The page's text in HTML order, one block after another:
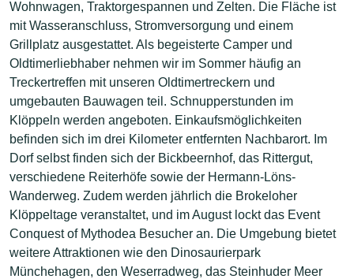
Wohnwagen, Traktorgespannen und Zelten. Die Fläche ist
mit Wasseranschluss, Stromversorgung und einem
Grillplatz ausgestattet. Als begeisterte Camper und
Oldtimerliebhaber nehmen wir im Sommer häufig an
Treckertreffen mit unseren Oldtimertreckern und
umgebauten Bauwagen teil. Schnupperstunden im
Klöppeln werden angeboten. Einkaufsmöglichkeiten
befinden sich im drei Kilometer entfernten Nachbarort. Im
Dorf selbst finden sich der Bickbeernhof, das Rittergut,
verschiedene Reiterhöfe sowie der Hermann-Löns-
Wanderweg. Zudem werden jährlich die Brokeloher
Klöppeltage veranstaltet, und im August lockt das Event
Conquest of Mythodea Besucher an. Die Umgebung bietet
weitere Attraktionen wie den Dinosaurierpark
Münchehagen, den Weserradweg, das Steinhuder Meer